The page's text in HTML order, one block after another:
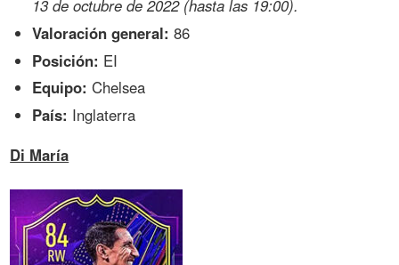
13 de octubre de 2022 (hasta las 19:00).
Valoración general: 86
Posición: EI
Equipo: Chelsea
País: Inglaterra
Di María